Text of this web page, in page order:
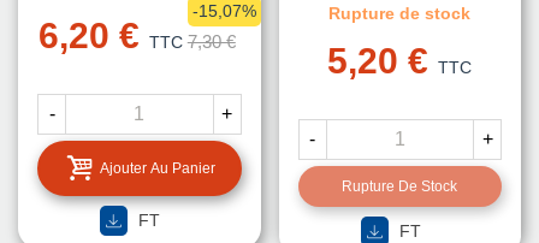
6,20 € TTC 7,30 €
-15,07%
- +
Ajouter Au Panier
FT
Rupture de stock
5,20 € TTC
- +
Rupture De Stock
FT